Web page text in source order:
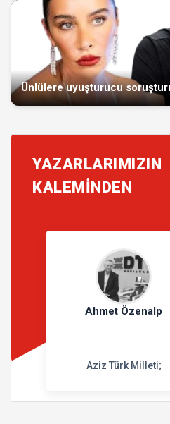
Ünlülere uyuşturucu
YAZARLARIMIZIN
KALEMİNDEN
Ahmet Özenalp
Aziz Türk Milleti;